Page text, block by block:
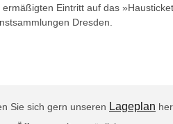
ermäßigten Eintritt auf das
Dresden.
Sie sich gern unseren Lageplan